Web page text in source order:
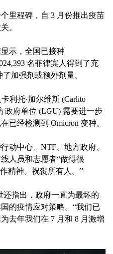
里程碑，自 3 月份推出疫苗
。
示，全国已接种
名菲律宾人得到了充
加强剂或额外剂量。
利托·加尔维斯 (Carlito
政府单位 (LGU) 需要进一步
已经检测到 Omicron 变种。
动中心、NTF、地方政府、
人员和志愿者“做得很
精神。祝贺所有人。”
还指出，政府一直为最坏的
的疫情应对策略。“我们已
去年我们在 7 月和 8 月激增